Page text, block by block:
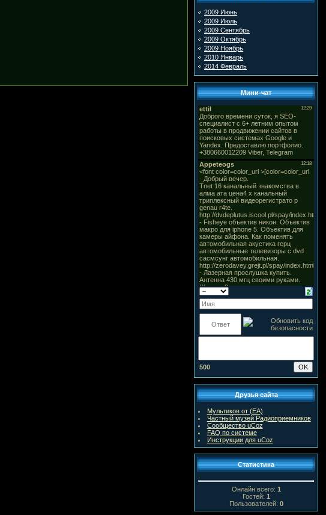
2009 Июнь
2009 Июль
2009 Сентябрь
2009 Октябрь
2009 Ноябрь
2010 Январь
2014 Февраль
Мини-чат
500
Друзья сайта
Мультиков от (ЕА)
Частный музей Радиоприемников
Сообщество uCoz
FAQ по системе
Инструкции для uCoz
Статистика
Онлайн всего: 1
Гостей: 1
Пользователей: 0